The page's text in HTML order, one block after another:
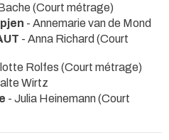
(Court métrage)
- Annemarie van de Mond
- Anna Richard (Court
Rolfes (Court métrage)
Wirtz
- Julia Heinemann (Court